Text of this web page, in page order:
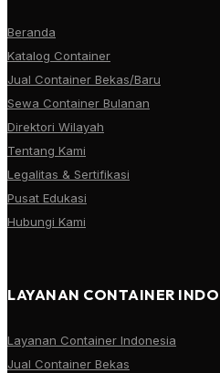
Beranda
Katalog Container
Jual Container Bekas/Baru
Sewa Container Bulanan
Direktori Wilayah
Tentang Kami
Legalitas & Sertifikasi
Pusat Edukasi
Hubungi Kami
LAYANAN CONTAINER
Layanan Container Indonesia
Jual Container Bekas